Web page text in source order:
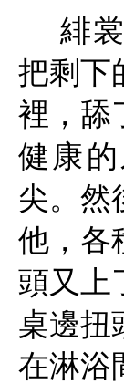
緋裳
把剩下
裡，舔
健康
尖。然
他，各
頭又上
桌邊扭
在淋浴